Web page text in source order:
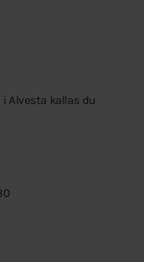
Alvesta kallas du